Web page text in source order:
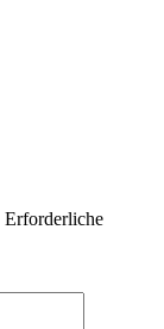
Erforderliche